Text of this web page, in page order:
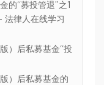
的“募投管退”之1
法律人在线学习
）后私募基金“投
）后私募基金的